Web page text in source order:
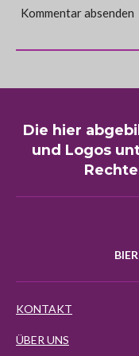
Kommentar absenden
Die hier
und Logos
KONTAKT
ÜBER UNS